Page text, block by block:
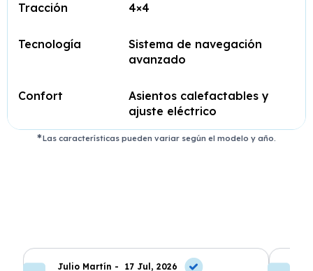
Tracción 4×4
Tecnología
Sistema de navegación
avanzado
Confort
Asientos calefactables y
ajuste eléctrico
Las características pueden variar según el modelo y año.
Julio Martín - 17 Jul, 2026